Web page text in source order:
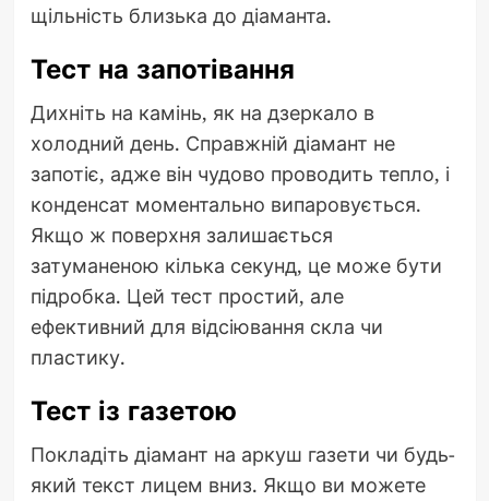
щільність близька до діаманта.
Тест на запотівання
Дихніть на камінь, як на дзеркало в
холодний день. Справжній діамант не
запотіє, адже він чудово проводить тепло, і
конденсат моментально випаровується.
Якщо ж поверхня залишається
затуманеною кілька секунд, це може бути
підробка. Цей тест простий, але
ефективний для відсіювання скла чи
пластику.
Тест із газетою
Покладіть діамант на аркуш газети чи будь-
який текст лицем вниз. Якщо ви можете